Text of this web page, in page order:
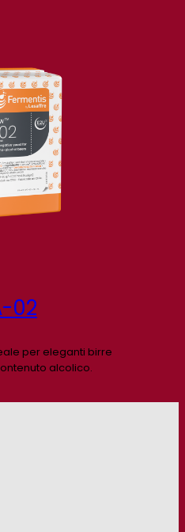
02
per eleganti birre
alcolico.